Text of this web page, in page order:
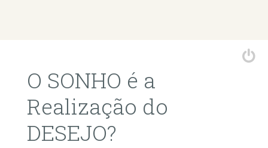
O SONHO é a
Realização do
DESEJO?